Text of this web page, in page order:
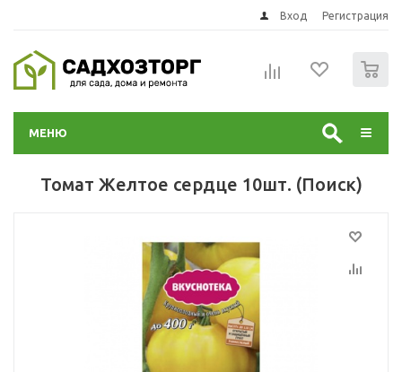
Вход Регистрация
МЕНЮ
Томат Желтое сердце 10шт. (Поиск)